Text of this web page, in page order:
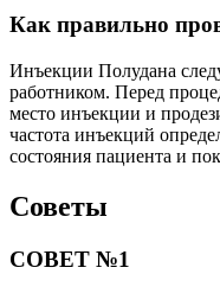
Как правильно
Инъекции Полудана
работником. Перед
место инъекции и
частота инъекций
состояния пациента и
Советы
СОВЕТ №1